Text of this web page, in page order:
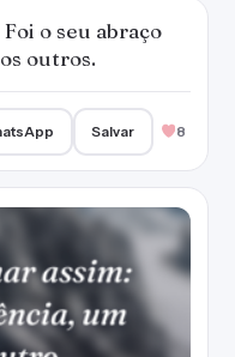
o seu abraço
outros.
Salvar 8